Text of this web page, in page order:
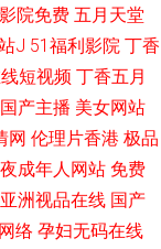
院免费 五月天堂
J 51福利影院 丁香
短视频 丁香五月
产主播 美女网站
网 伦理片香港 极品
成年人网站 免费
洲视品在线 国产
络 孕妇无码在线